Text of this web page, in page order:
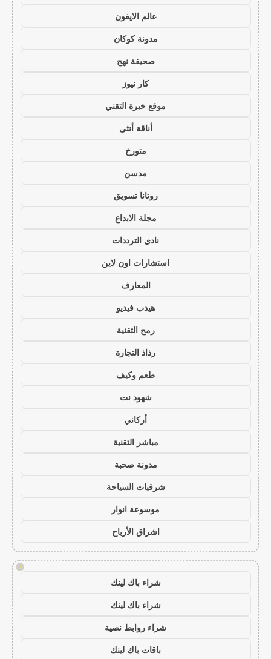
عالم الايفون
مدونة كوكان
صحيفة نهج
كار نيوز
موقع خبرة التقني
أناقة أنثى
متورخ
مدسن
روتانا تسويق
مجلة الابداع
نادي الترددات
استشارات اون لاين
المعارف
هيدب فيديو
رمح التقنية
رذاذ التجارة
طعم وكيف
شهود نت
أركاني
مباشر التقنية
مدونة صحبة
شرقيات السياحة
موسوعة انوار
اشراق الأرباح
!
شراء باك لينك
شراء باك لينك
شراء روابط نصية
باقات باك لينك